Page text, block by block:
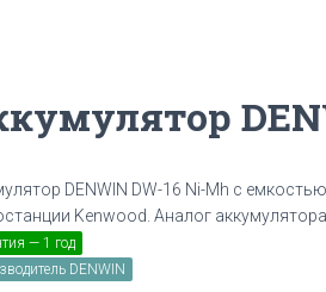
DENWIN DW-16 Ni-Mh с
Kenwood. Аналог аккумулятора
— 1 год
DENWIN